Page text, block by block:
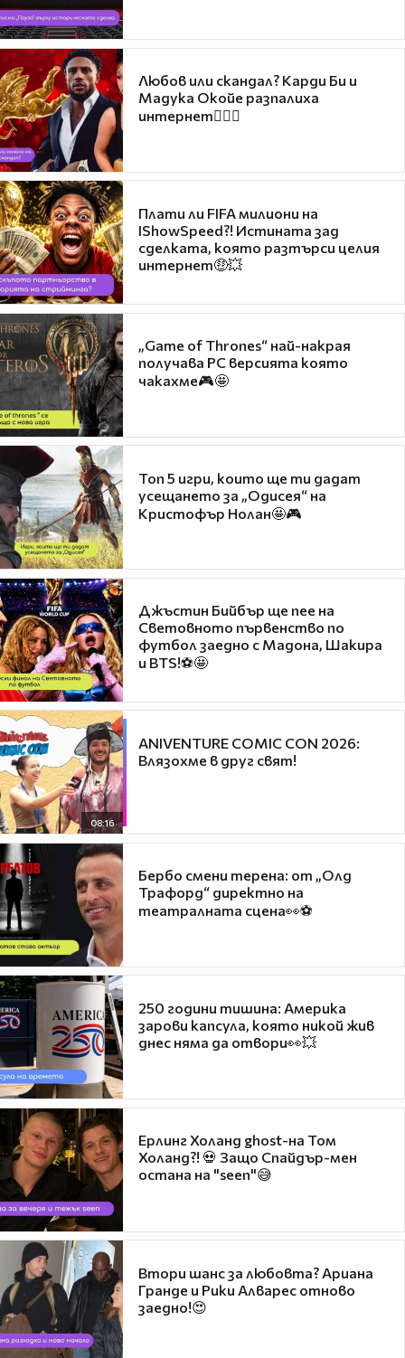
Любов или скандал? Карди Би и
Мадука Окойе разпалиха
интернет❤️‍🔥🔥
Плати ли FIFA милиони на
IShowSpeed?! Истината зад
сделката, която разтърси целия
интернет🤑💥
„Game of Thrones“ най-накрая
получава PC версията която
чакахме🎮🤩
Топ 5 игри, които ще ти дадат
усещането за „Одисея“ на
Кристофър Нолан🤩🎮
Джъстин Бийбър ще пее на
Световното първенство по
футбол заедно с Мадона, Шакира
и BTS!⚽🤩
08:16
ANIVENTURE COMIC CON 2026:
Влязохме в друг свят!
Бербо смени терена: от „Олд
Трафорд“ директно на
театралната сцена👀⚽
250 години тишина: Америка
зарови капсула, която никой жив
днес няма да отвори👀💥
Ерлинг Холанд ghost-на Том
Холанд?! 💀 Защо Спайдър-мен
остана на "seen"😅
Втори шанс за любовта? Ариана
Гранде и Рики Алварес отново
заедно!😍